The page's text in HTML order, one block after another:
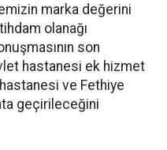
marka değerini
olanağı
son
hastanesi ek hizmet
ve Fethiye
geçirileceğini